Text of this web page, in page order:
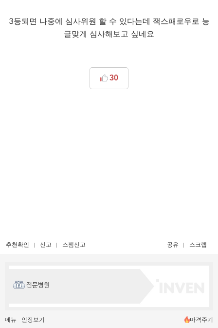
3등되면 나중에 심사위원 할 수 있다는데 잭스패로우로 능
글맞게 심사해보고 싶네요
30
추천확인 신고 스팸신고 공유 스크랩
전문병원
메뉴 인장보기 마격주기